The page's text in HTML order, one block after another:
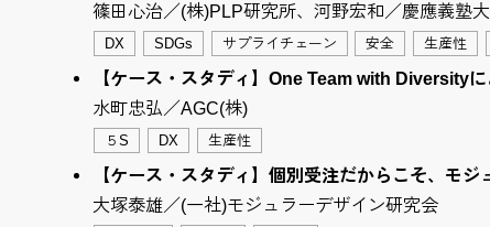
篠田心治／(株)PLP研究所、河野宏和／慶應義塾
DX SDGs サプライチェーン 安全 生産性
【ケース・スタディ】One Team with
水町忠弘／AGC(株)
５S DX 生産性
【ケース・スタディ】個別受注だからこそ、モ
大塚泰雄／(一社)モジュラーデザイン研究会